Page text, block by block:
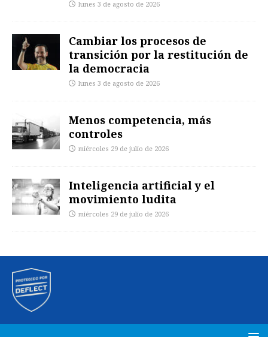
lunes 3 de agosto de 2026
Cambiar los procesos de
transición por la restitución de
la democracia
lunes 3 de agosto de 2026
Menos competencia, más
controles
miércoles 29 de julio de 2026
Inteligencia artificial y el
movimiento ludita
miércoles 29 de julio de 2026